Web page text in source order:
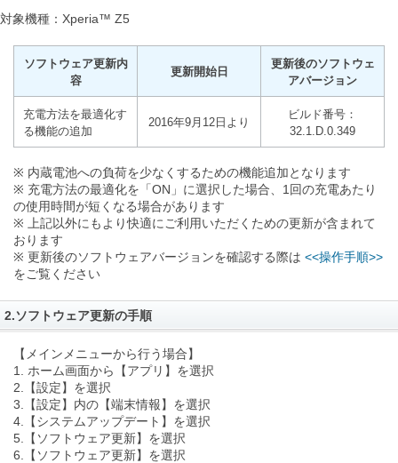
対象機種：Xperia™ Z5
ソフトウェア更新内
容
更新開始日
更新後のソフトウェ
アバージョン
充電方法を最適化す
る機能の追加
2016年9月12日より
ビルド番号：
32.1.D.0.349
※ 内蔵電池への負荷を少なくするための機能追加となります
※ 充電方法の最適化を「ON」に選択した場合、1回の充電あたり
の使用時間が短くなる場合があります
※ 上記以外にもより快適にご利用いただくための更新が含まれて
おります
※ 更新後のソフトウェアバージョンを確認する際は <<操作手順>>
をご覧ください
2.ソフトウェア更新の手順
【メインメニューから行う場合】
1. ホーム画面から【アプリ】を選択
2.【設定】を選択
3.【設定】内の【端末情報】を選択
4.【システムアップデート】を選択
5.【ソフトウェア更新】を選択
6.【ソフトウェア更新】を選択